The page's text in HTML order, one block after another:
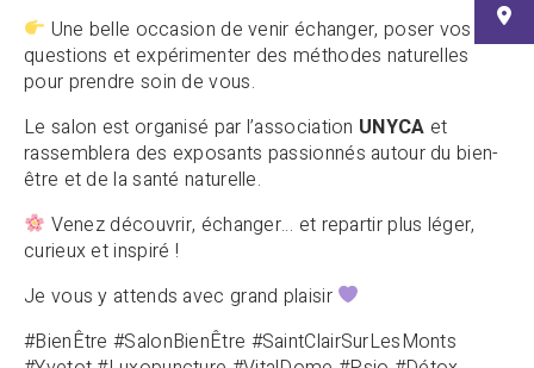
Une belle occasion de venir échanger, poser vos
questions et expérimenter des méthodes naturelles
pour prendre soin de vous.
Le salon est organisé par l’association UNYCA et
rassemblera des exposants passionnés autour du bien-
être et de la santé naturelle.
Venez découvrir, échanger… et repartir plus léger,
curieux et inspiré !
Je vous y attends avec grand plaisir
#BienÊtre #SalonBienÊtre #SaintClairSurLesMonts